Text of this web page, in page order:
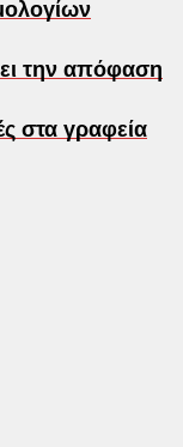
την απόφαση
στα γραφεία